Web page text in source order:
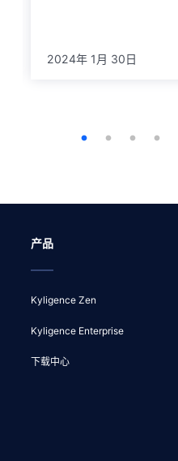
2024年 1月 30日
产品
Kyligence Zen
Kyligence Enterprise
下载中心